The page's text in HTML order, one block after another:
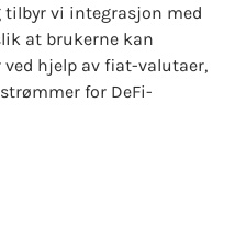
tilbyr vi integrasjon med
at brukerne kan
hjelp av fiat-valutaer,
for DeFi-